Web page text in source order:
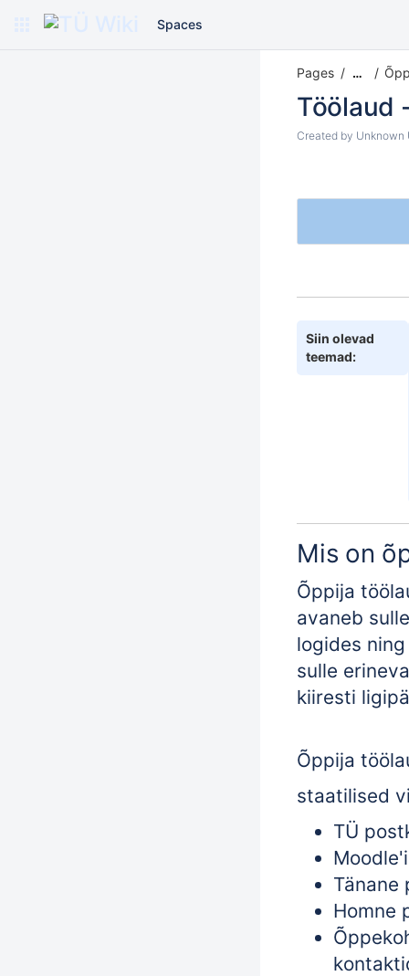
Spaces
Pages …
Töölaud
Created by Unknown
Siin olevad
teemad:
Mis on
Õppija
avaneb
logides
sulle
kiiresti
Õppija
staatilised
TÜ
Tänane
Homne